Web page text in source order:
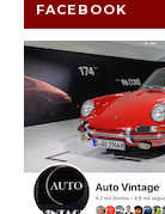
FACEBOOK